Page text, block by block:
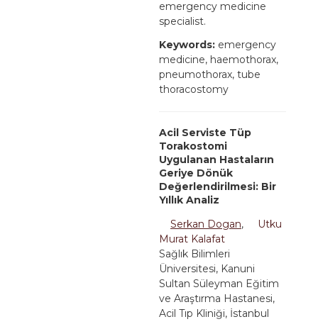
emergency medicine
specialist.
Keywords: emergency
medicine, haemothorax,
pneumothorax, tube
thoracostomy
Acil Serviste Tüp
Torakostomi
Uygulanan Hastaların
Geriye Dönük
Değerlendirilmesi: Bir
Yıllık Analiz
Serkan Dogan,
Utku
Murat Kalafat
Sağlık Bilimleri
Üniversitesi, Kanuni
Sultan Süleyman Eğitim
ve Araştırma Hastanesi,
Acil Tıp Kliniği, İstanbul